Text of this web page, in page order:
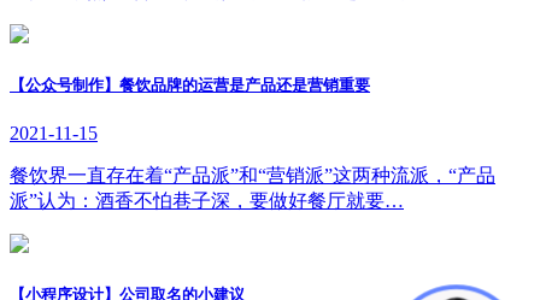
【公众号制作】餐饮品牌的运营是产品还是营销重要
2021-11-15
餐饮界一直存在着“产品派”和“营销派”这两种流派，“产品
派”认为：酒香不怕巷子深，要做好餐厅就要…
【小程序设计】公司取名的小建议